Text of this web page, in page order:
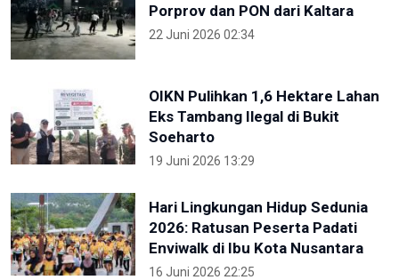
Porprov dan PON dari Kaltara
22 Juni 2026 02:34
OIKN Pulihkan 1,6 Hektare Lahan
Eks Tambang Ilegal di Bukit
Soeharto
19 Juni 2026 13:29
Hari Lingkungan Hidup Sedunia
2026: Ratusan Peserta Padati
Enviwalk di Ibu Kota Nusantara
16 Juni 2026 22:25